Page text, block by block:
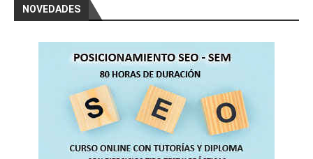
NOVEDADES